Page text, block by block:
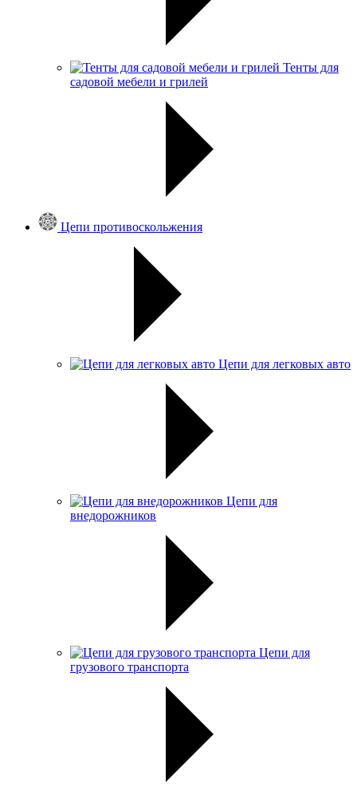
Тенты для
садовой мебели и грилей
Цепи противоскольжения
Цепи для легковых авто
Цепи для
внедорожников
Цепи для
грузового транспорта